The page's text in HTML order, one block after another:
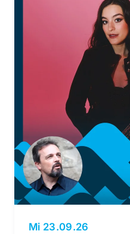
Mi 23.09.26